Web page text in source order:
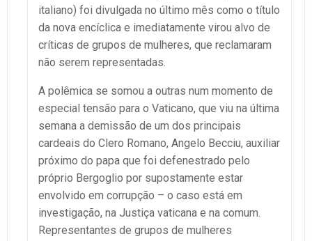
italiano) foi divulgada no último mês como o título
da nova encíclica e imediatamente virou alvo de
críticas de grupos de mulheres, que reclamaram
não serem representadas.
A polêmica se somou a outras num momento de
especial tensão para o Vaticano, que viu na última
semana a demissão de um dos principais
cardeais do Clero Romano, Angelo Becciu, auxiliar
próximo do papa que foi defenestrado pelo
próprio Bergoglio por supostamente estar
envolvido em corrupção – o caso está em
investigação, na Justiça vaticana e na comum.
Representantes de grupos de mulheres